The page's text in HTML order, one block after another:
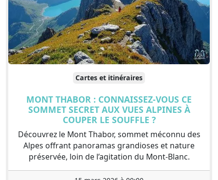
Cartes et itinéraires
MONT THABOR : CONNAISSEZ-VOUS CE
SOMMET SECRET AUX VUES ALPINES À
COUPER LE SOUFFLE ?
Découvrez le Mont Thabor, sommet méconnu des
Alpes offrant panoramas grandioses et nature
préservée, loin de l’agitation du Mont-Blanc.